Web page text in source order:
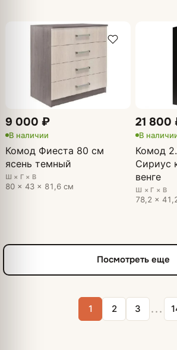
9 000 ₽
В наличии
Комод Фиеста 80 см
ясень темный
Ш × Г × В
80 × 43 × 81,6 см
21 800
В
Комод
Сириус
венге
Ш × Г × В
78,2 ×
Посмотреть еще
1 2 3 ...